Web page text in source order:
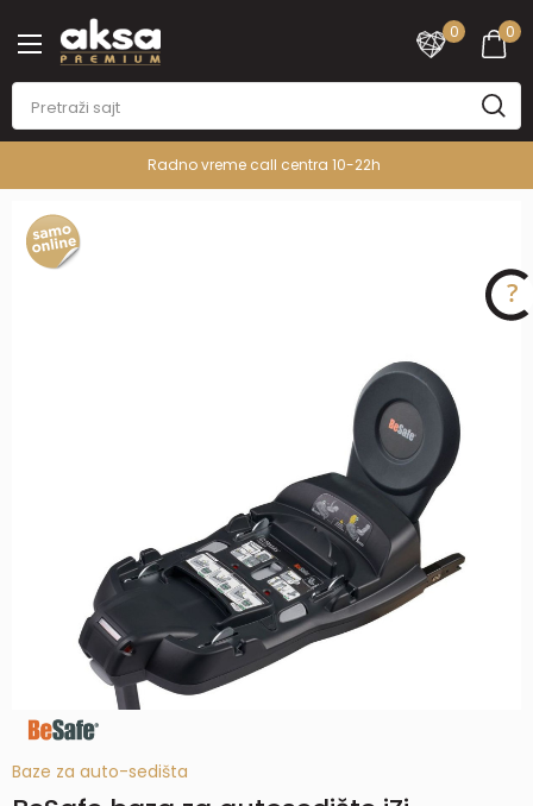
0
0
Radno vreme call centra 10-22h
Baze za auto-sedišta